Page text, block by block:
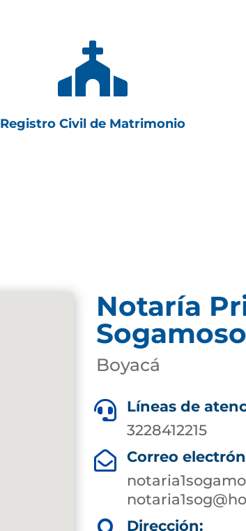

Registro Civil de Matrimonio
Notaría
Sogamoso
Boyacá

Líneas de
3228412215

Correo
Dirección: